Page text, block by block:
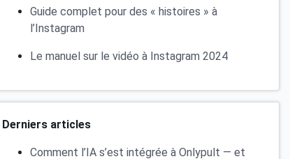
Guide complet pour des « histoires » à
l’Instagram
Le manuel sur le vidéo à Instagram 2024
Derniers articles
Comment l’IA s’est intégrée à Onlypult — et